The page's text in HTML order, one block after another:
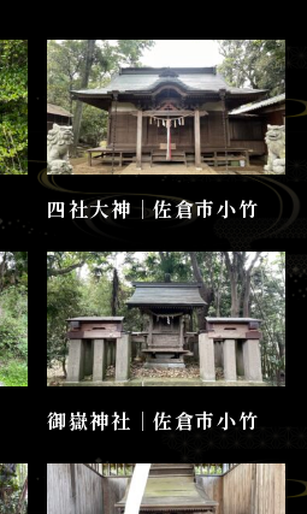
四社大神│佐倉市小竹
御嶽神社│佐倉市小竹